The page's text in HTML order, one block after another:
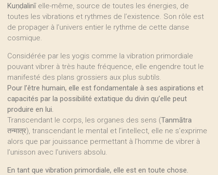
Kuṇḍalinīelle-même, source de toutes les énergies, de
toutes les vibrations et rythmes de l’existence. Son rôle est
de propager à l’univers entier le rythme de cette danse
cosmique.
Considérée par les yogis comme la vibration primordiale
pouvant vibrer à très haute fréquence, elle engendre tout le
manifesté des plans grossiers aux plus subtils.
Pour l’être humain, elle est fondamentale à ses aspirations et
capacités par la possibilité extatique du divin qu’elle peut
produire en lui.
Transcendant le corps, les organes des sens (Tanmātra
तन्मात्र), transcendant le mental et l’intellect, elle ne s’exprime
alors que par jouissance permettant à l’homme de vibrer à
l’unisson avec l’univers absolu.
En tant que vibration primordiale, elle est en toute chose.